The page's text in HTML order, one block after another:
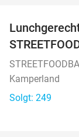
Kamperland
Solgt: 249